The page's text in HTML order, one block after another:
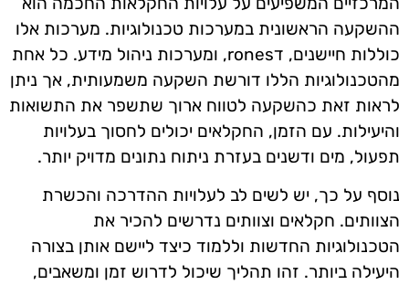
ההשקעה הראשונית במערכות טכנולוגיות. מערכות אלו
כוללות חיישנים, דrones, ומערכות ניהול מידע. כל אחת
מהטכנולוגיות הללו דורשת השקעה משמעותית, אך ניתן
לראות זאת כהשקעה לטווח ארוך שתשפר את התשואות
והיעילות. עם הזמן, החקלאים יכולים לחסוך בעלויות
תפעול, מים ודשנים בעזרת ניתוח נתונים מדויק יותר.
נוסף על כך, יש לשים לב לעלויות ההדרכה והכשרת
הצוותים. חקלאים וצוותים נדרשים להכיר את
הטכנולוגיות החדשות וללמוד כיצד ליישם אותן בצורה
היעילה ביותר. זהו תהליך שיכול לדרוש זמן ומשאבים,